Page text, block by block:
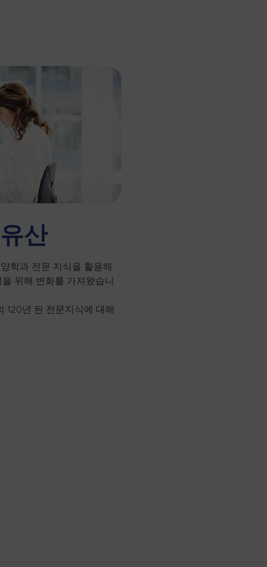
산
학과 전문 지식을 활용해
위해 변화를 가져왔습니
120년 된 전문지식에 대해